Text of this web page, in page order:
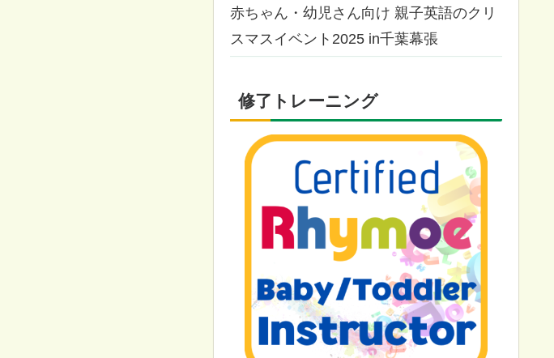
赤ちゃん・幼児さん向け 親子英語のクリ
スマスイベント2025 in千葉幕張
修了トレーニング